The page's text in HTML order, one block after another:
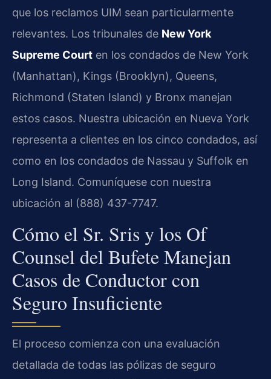
que los reclamos UIM sean particularmente
relevantes. Los tribunales de New York
Supreme Court en los condados de New York
(Manhattan), Kings (Brooklyn), Queens,
Richmond (Staten Island) y Bronx manejan
estos casos. Nuestra ubicación en Nueva York
representa a clientes en los cinco condados, así
como en los condados de Nassau y Suffolk en
Long Island. Comuníquese con nuestra
ubicación al (888) 437-7747.
Cómo el Sr. Sris y los Of
Counsel del Bufete Manejan
Casos de Conductor con
Seguro Insuficiente
El proceso comienza con una evaluación
detallada de todas las pólizas de seguro